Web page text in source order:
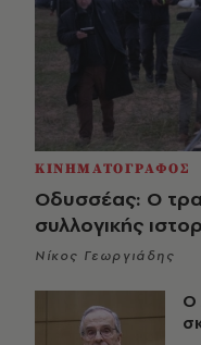
ΚΙΝΗΜΑΤΟΓΡΑΦΟΣ
Οδυσσέας: Ο
συλλογικής
Νίκος Γεωργιάδης
Ο